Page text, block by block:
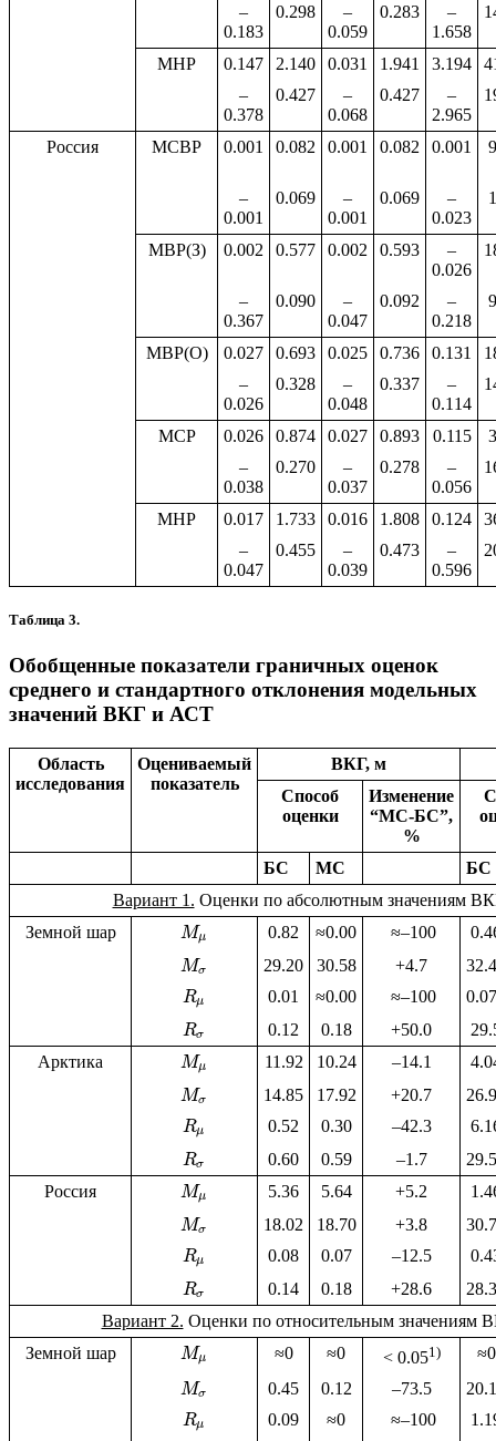
–
0.183
0.298
–
0.059
0.283
–
1.658
МНР 0.147 2.140 0.031 1.941 3.194
–
0.378
0.427
–
0.068
0.427
–
2.965
Россия МСВР 0.001 0.082 0.001 0.082 0.001
–
0.001
0.069
–
0.001
0.069
–
0.023
МВР(З) 0.002 0.577 0.002 0.593
–
0.026
–
0.367
0.090
–
0.047
0.092
–
0.218
МВР(О) 0.027 0.693 0.025 0.736 0.131
–
0.026
0.328
–
0.048
0.337
–
0.114
МСР 0.026 0.874 0.027 0.893 0.115
–
0.038
0.270
–
0.037
0.278
–
0.056
МНР 0.017 1.733 0.016 1.808 0.124
–
0.047
0.455
–
0.039
0.473
–
0.596
Таблица 3.
Обобщенные показатели граничных оценок
среднего и стандартного отклонения модельных
значений ВКГ и АСТ
Область
исследования
Оцениваемый
показатель
ВКГ, м
Способ
оценки
Изменение
“МС-БС”,
%
БС МС
БС
Вариант 1. Оценки по абсолютным значениям
Земной шар
Mμ 0.82 ≈0.00 ≈–100
Mσ 29.20 30.58 +4.7
Rμ 0.01 ≈0.00 ≈–100
Rσ 0.12 0.18 +50.0
Арктика
Mμ 11.92 10.24 –14.1
Mσ 14.85 17.92 +20.7
Rμ 0.52 0.30 –42.3
Rσ 0.60 0.59 –1.7
Россия
Mμ 5.36 5.64 +5.2
Mσ 18.02 18.70 +3.8
Rμ 0.08 0.07 –12.5
Rσ 0.14 0.18 +28.6
Вариант 2. Оценки по относительным значениям
Земной шар
Mμ ≈0 ≈0 < 0.051) ≈0
Mσ 0.45 0.12 –73.5
Rμ 0.09 ≈0 ≈–100